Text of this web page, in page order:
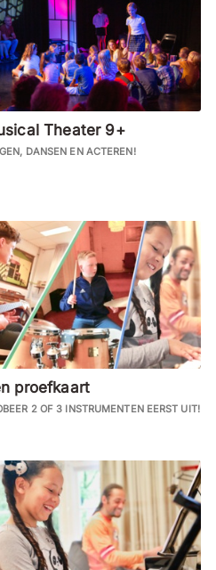
Theater 9+
DANSEN EN ACTEREN!
proefkaart
2 OF 3 INSTRUMENTEN EERST UIT!